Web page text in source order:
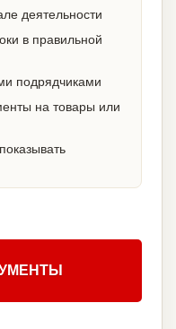
деятельности
в правильной
подрядчиками
на товары или